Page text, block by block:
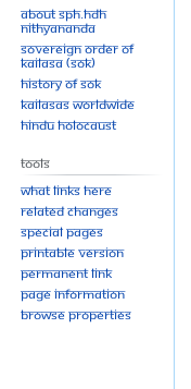
About SPH.HDH
Nithyananda
Sovereign Order of
KAILASA (SOK)
History of SOK
KAILASAs Worldwide
Hindu Holocaust
Tools
What links here
Related changes
Special pages
Printable version
Permanent link
Page information
Browse properties